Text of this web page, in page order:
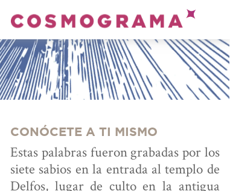
ASTROLOGÍA
CON ANDRÉS
CONÓCETE A TI MISMO
Estas palabras fueron grabadas por los
siete sabios en la entrada al templo de
Delfos, lugar de culto en la antigua